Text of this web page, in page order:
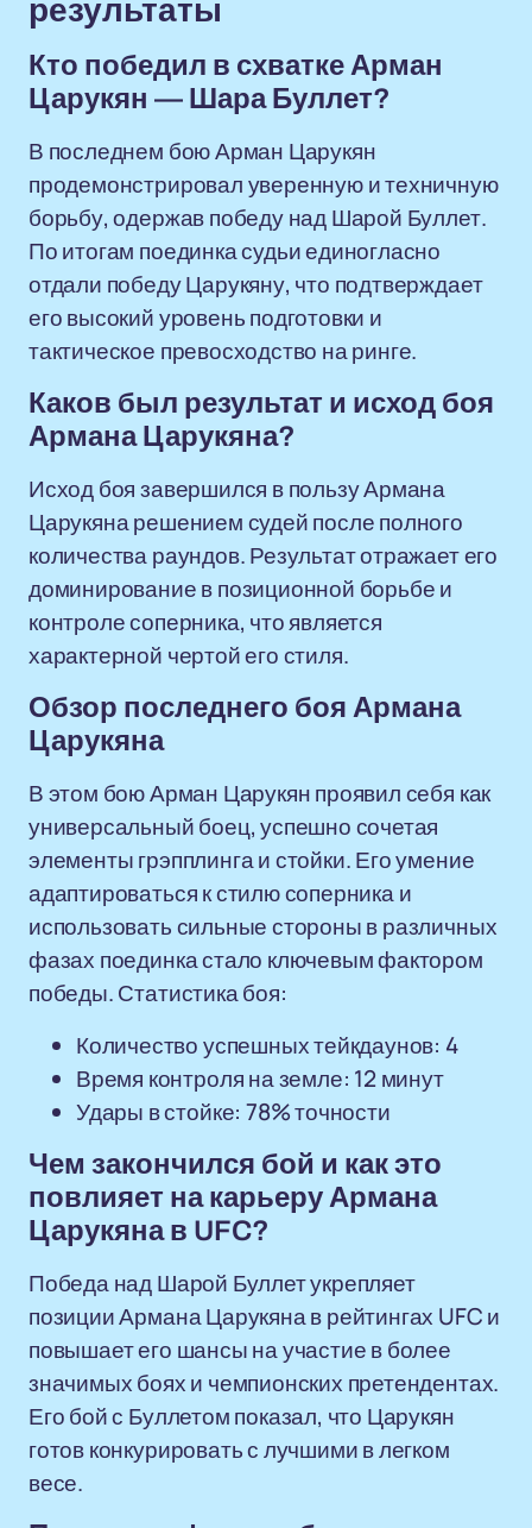
результаты
Кто победил в схватке Арман
Царукян — Шара Буллет?
В последнем бою Арман Царукян
продемонстрировал уверенную и техничную
борьбу, одержав победу над Шарой Буллет.
По итогам поединка судьи единогласно
отдали победу Царукяну, что подтверждает
его высокий уровень подготовки и
тактическое превосходство на ринге.
Каков был результат и исход боя
Армана Царукяна?
Исход боя завершился в пользу Армана
Царукяна решением судей после полного
количества раундов. Результат отражает его
доминирование в позиционной борьбе и
контроле соперника, что является
характерной чертой его стиля.
Обзор последнего боя Армана
Царукяна
В этом бою Арман Царукян проявил себя как
универсальный боец, успешно сочетая
элементы грэпплинга и стойки. Его умение
адаптироваться к стилю соперника и
использовать сильные стороны в различных
фазах поединка стало ключевым фактором
победы. Статистика боя:
Количество успешных тейкдаунов: 4
Время контроля на земле: 12 минут
Удары в стойке: 78% точности
Чем закончился бой и как это
повлияет на карьеру Армана
Царукяна в UFC?
Победа над Шарой Буллет укрепляет
позиции Армана Царукяна в рейтингах UFC и
повышает его шансы на участие в более
значимых боях и чемпионских претендентах.
Его бой с Буллетом показал, что Царукян
готов конкурировать с лучшими в легком
весе.